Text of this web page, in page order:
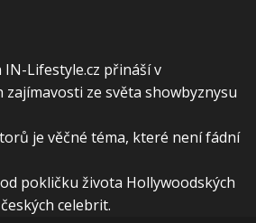
Lifestyle.cz přináší v
zajímavosti ze světa showbyznysu
je věčné téma, které není fádní
pokličku života Hollywoodských
celebrit.